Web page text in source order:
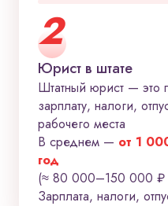
2
Юрист в штате
Штатный юрист — это
зарплату, налоги,
рабочего места
В среднем — от 1
год
(≈ 80 000–150 000 ₽
Зарплата, налоги,